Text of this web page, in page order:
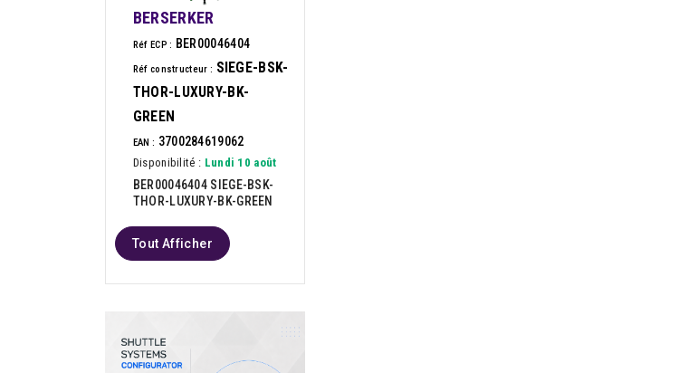
BERSERKER
Réf ECP : BER00046404
Réf constructeur : SIEGE-BSK-
THOR-LUXURY-BK-
GREEN
EAN : 3700284619062
Disponibilité : Lundi 10 août
BER00046404 SIEGE-BSK-
THOR-LUXURY-BK-GREEN
Tout Afficher